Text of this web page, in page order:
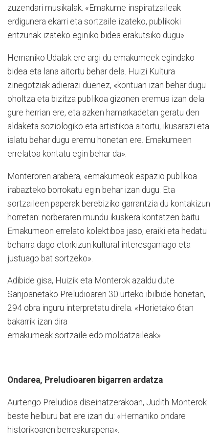
zuzendari musikalak. «Emakume inspiratzaileak
erdigunera ekarri eta sortzaile izateko, publikoki
entzunak izateko eginiko bidea erakutsiko dugu».
Hernaniko Udalak ere argi du emakumeek egindako
bidea eta lana aitortu behar dela. Huizi Kultura
zinegotziak adierazi duenez, «kontuan izan behar dugu
oholtza eta bizitza publikoa gizonen eremua izan dela
gure herrian ere, eta azken hamarkadetan geratu den
aldaketa soziologiko eta artistikoa aitortu, ikusarazi eta
islatu behar dugu eremu honetan ere. Emakumeen
errelatoa kontatu egin behar da».
Monteroren arabera, «emakumeok espazio publikoa
irabazteko borrokatu egin behar izan dugu. Eta
sortzaileen paperak berebiziko garrantzia du kontakizun
horretan: norberaren mundu ikuskera kontatzen baitu.
Emakumeon errelato kolektiboa jaso, eraiki eta hedatu
beharra dago etorkizun kultural interesgarriago eta
justuago bat sortzeko».
Adibide gisa, Huizik eta Monterok azaldu dute
Sanjoanetako Preludioaren 30 urteko ibilbide honetan,
294 obra inguru interpretatu direla. «Horietako 6tan
bakarrik izan dira
emakumeak sortzaile edo moldatzaileak».
Ondarea, Preludioaren bigarren ardatza
Aurtengo Preludioa diseinatzerakoan, Judith Monterok
beste helburu bat ere izan du: «Hernaniko ondare
historikoaren berreskurapena».